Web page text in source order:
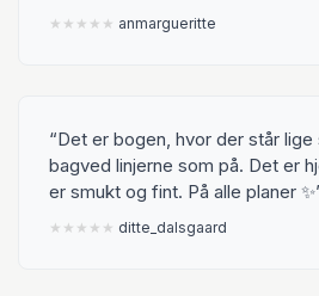
★ ★ ★ ★ ★ anmargueritte
Det er bogen, hvor der står
bagved linjerne som på. Det er
er smukt og fint. På alle planer ✨
★ ★ ★ ★ ★ ditte_dalsgaard